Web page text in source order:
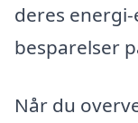
deres
besparelser
Når du